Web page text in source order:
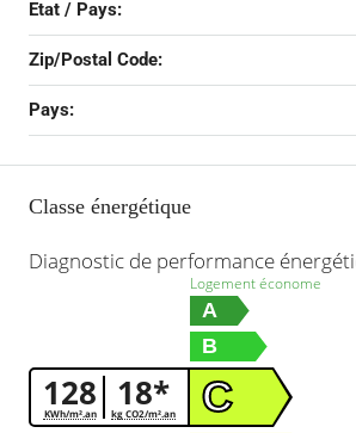
Etat / Pays:
Zip/Postal Code:
Pays:
Classe énergétique
Diagnostic de performance
128
KWh/m².an 18*
kg CO2/m².an
Logement économe
A
B
C